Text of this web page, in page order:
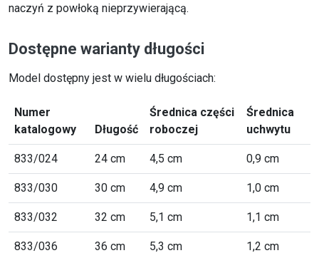
naczyń z powłoką nieprzywierającą.
Dostępne warianty długości
Model dostępny jest w wielu długościach:
Numer
katalogowy
Długość
Średnica części
roboczej
Średnica
uchwytu
833/024 24 cm 4,5 cm 0,9 cm
833/030 30 cm 4,9 cm 1,0 cm
833/032 32 cm 5,1 cm 1,1 cm
833/036 36 cm 5,3 cm 1,2 cm